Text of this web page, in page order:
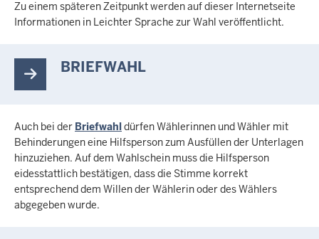
Zu einem späteren Zeitpunkt werden auf dieser Internetseite
Informationen in Leichter Sprache zur Wahl veröffentlicht.
BRIEFWAHL
Auch bei der Briefwahldürfen Wählerinnen und Wähler mit
Behinderungen eine Hilfsperson zum Ausfüllen der Unterlagen
hinzuziehen. Auf dem Wahlschein muss die Hilfsperson
eidesstattlich bestätigen, dass die Stimme korrekt
entsprechend dem Willen der Wählerin oder des Wählers
abgegeben wurde.